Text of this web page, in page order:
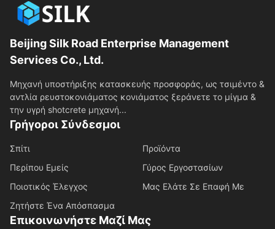
Beijing Silk Road Enterprise Management
Services Co., Ltd.
Μηχανή υποστήριξης κατασκευής προσφοράς, ως τσιμέντο &
αντλία ρευστοκονιάματος κονιάματος ξεράνετε το μίγμα &
την υγρή shotcrete μηχανή...
Γρήγοροι Σύνδεσμοι
Σπίτι
Προϊόντα
Περίπου Εμείς
Γύρος Εργοστασίων
Ποιοτικός Έλεγχος
Μας Ελάτε Σε Επαφή Με
Ζητήστε Ένα Απόσπασμα
Επικοινωνήστε Μαζί Μας